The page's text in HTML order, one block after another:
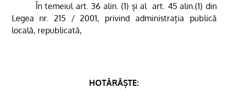
În temeiul art. 36 alin. (1) și al
art. 45 alin.(1) din
Legea nr. 215 / 2001, privind administrația publică
locală, republicată,
HOTĂRĂȘTE: